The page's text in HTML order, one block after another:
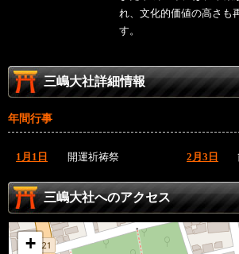
れ、文化的価値の高さも
す。
三嶋大社詳細情報
年間行事
1月1日 開運祈祷祭 2月3日
三嶋大社へのアクセス
+